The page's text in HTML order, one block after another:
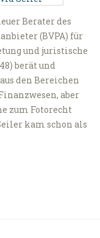
Berater des
(BVPA) für
und juristische
berät und
den Bereichen
aber
zum Fotorecht
kam schon als